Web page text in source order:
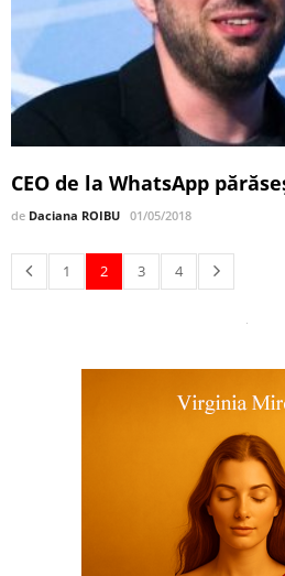
CEO de la WhatsApp
de Daciana ROIBU 01/05/2018
1 2 3 4